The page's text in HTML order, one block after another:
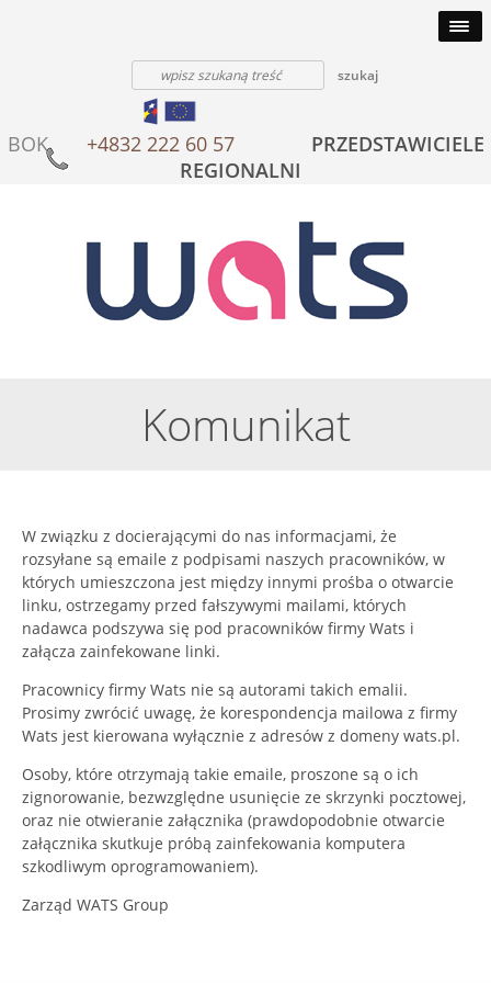
BOK +4832 222 60 57
PRZEDSTAWICIELE
REGIONALNI
Komunikat
W związku z docierającymi do nas informacjami, że
rozsyłane są emaile z podpisami naszych pracowników, w
których umieszczona jest między innymi prośba o otwarcie
linku, ostrzegamy przed fałszywymi mailami, których
nadawca podszywa się pod pracowników firmy Wats i
załącza zainfekowane linki.
Pracownicy firmy Wats nie są autorami takich emalii.
Prosimy zwrócić uwagę, że korespondencja mailowa z firmy
Wats jest kierowana wyłącznie z adresów z domeny wats.pl.
Osoby, które otrzymają takie emaile, proszone są o ich
zignorowanie, bezwzględne usunięcie ze skrzynki pocztowej,
oraz nie otwieranie załącznika (prawdopodobnie otwarcie
załącznika skutkuje próbą zainfekowania komputera
szkodliwym oprogramowaniem).
Zarząd WATS Group